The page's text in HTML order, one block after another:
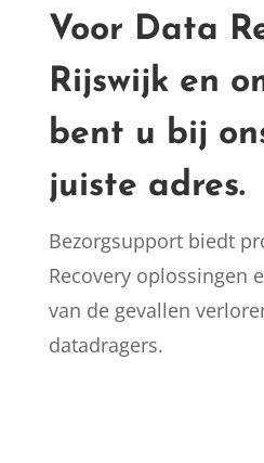
Voor Data
Rijswijk en
bent u bij
juiste adres.
Bezorgsupport biedt
Recovery oplossingen
van de gevallen
datadragers.